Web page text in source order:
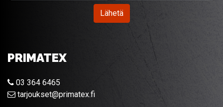
Lähetä
PRIMATEX
03 364 6465
tarjoukset@primatex.fi